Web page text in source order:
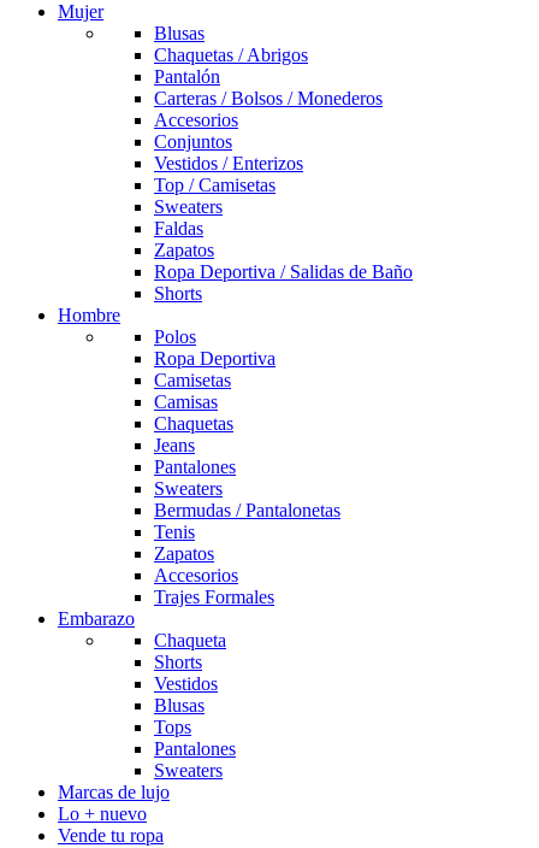
Mujer
Blusas
Chaquetas / Abrigos
Pantalón
Carteras / Bolsos / Monederos
Accesorios
Conjuntos
Vestidos / Enterizos
Top / Camisetas
Sweaters
Faldas
Zapatos
Ropa Deportiva / Salidas de Baño
Shorts
Hombre
Polos
Ropa Deportiva
Camisetas
Camisas
Chaquetas
Jeans
Pantalones
Sweaters
Bermudas / Pantalonetas
Tenis
Zapatos
Accesorios
Trajes Formales
Embarazo
Chaqueta
Shorts
Vestidos
Blusas
Tops
Pantalones
Sweaters
Marcas de lujo
Lo + nuevo
Vende tu ropa